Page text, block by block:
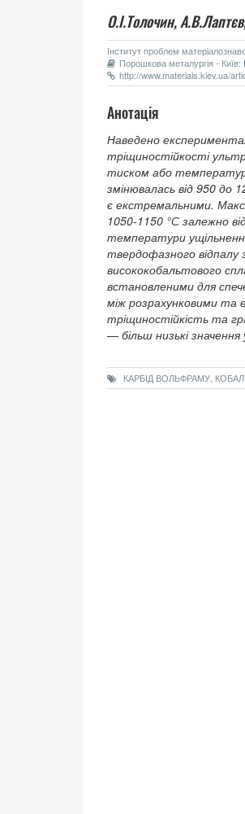
О.І.Толочин,
Інститут проблем
Порошкова металургія -
http://www.materials.kiev.ua/
Анотація
Наведено
тріщиностійкості
тиском або
змінювалась від 950 до
є екстремальними.
1050-1150 °С залежно
температури
твердофазного відпалу
висококобальтового
встановленими для
між розрахунковими та
тріщиностійкість та
— більш низькі значення
КАРБІД ВОЛЬФРАМУ,